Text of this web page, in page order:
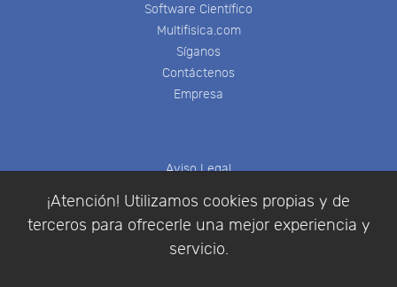
¡Atención! Utilizamos cookies propias y de
terceros para ofrecerle una mejor experiencia y
servicio.
Software Científico
Multifisica.com
Síganos
Contáctenos
Empresa
Aviso Legal
Política de Privacidad
Condiciones de compra
Identificarse